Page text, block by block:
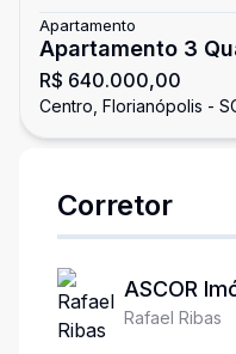
Apartamento
Apartamento 3
Centro de
Mobiliado Hobby
Localização
R$ 640.000,00
Centro, Florianópolis -
Corretor
ASCOR
Rafael Ribas